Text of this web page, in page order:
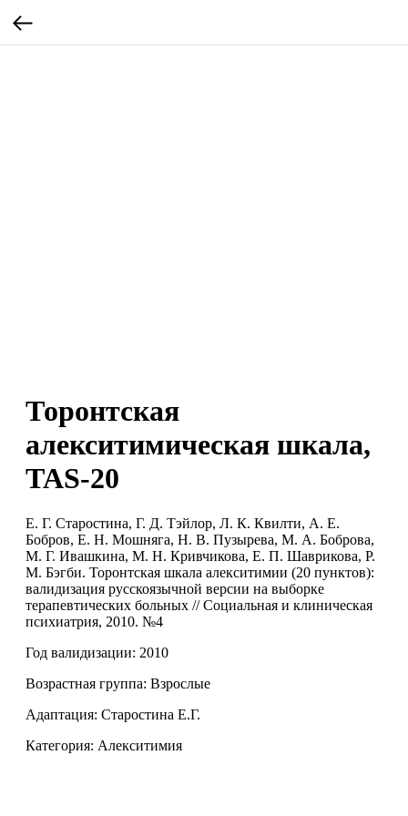
Торонтская
алекситимическая шкала,
TAS-20
Е. Г. Старостина, Г. Д. Тэйлор, Л. К. Квилти, А. Е.
Бобров, Е. Н. Мошняга, Н. В. Пузырева, М. А. Боброва,
М. Г. Ивашкина, М. Н. Кривчикова, Е. П. Шаврикова, Р.
М. Бэгби. Торонтская шкала алекситимии (20 пунктов):
валидизация русскоязычной версии на выборке
терапевтических больных // Социальная и клиническая
психиатрия, 2010. №4
Год валидизации: 2010
Возрастная группа: Взрослые
Адаптация: Старостина Е.Г.
Категория: Алекситимия